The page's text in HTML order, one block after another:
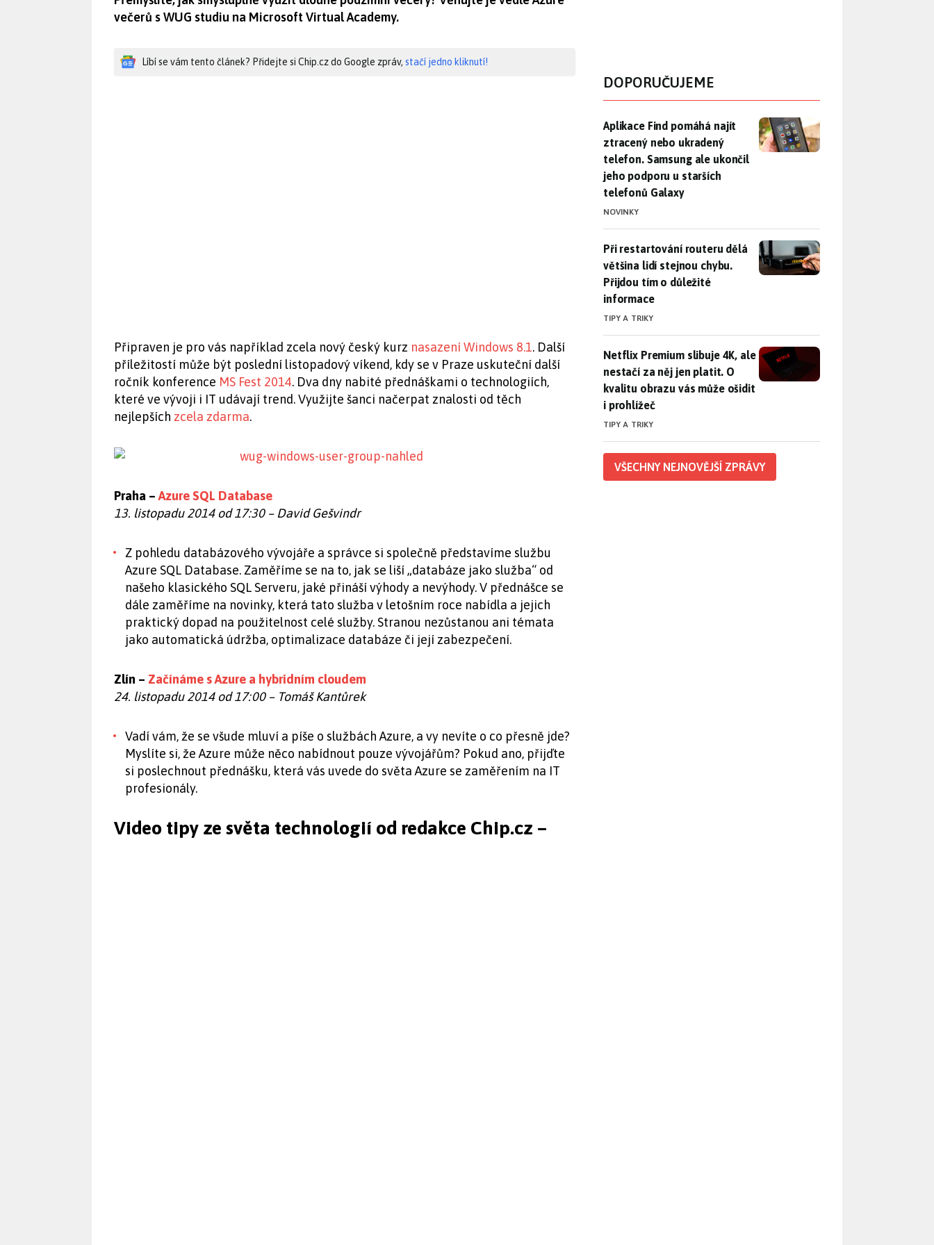
večerů s WUG studiu na Microsoft Virtual Academy.
Líbí se vám tento článek? Přidejte si Chip.cz do Google zpráv, stačí jedno kliknutí!
Připraven je pro vás například zcela nový český kurz nasazení Windows 8.1. Další
příležitostí může být poslední listopadový víkend, kdy se v Praze uskuteční další
ročník konference MS Fest 2014. Dva dny nabité přednáškami o technologiích,
které ve vývoji i IT udávají trend. Využijte šanci načerpat znalosti od těch
nejlepších zcela zdarma.
Praha –Azure SQL Database
13. listopadu 2014 od 17:30 – David Gešvindr
Z pohledu databázového vývojáře a správce si společně představíme službu
Azure SQL Database. Zaměříme se na to, jak se liší „databáze jako služba“ od
našeho klasického SQL Serveru, jaké přináší výhody a nevýhody. V přednášce se
dále zaměříme na novinky, která tato služba v letošním roce nabídla a jejich
praktický dopad na použitelnost celé služby. Stranou nezůstanou ani témata
jako automatická údržba, optimalizace databáze či její zabezpečení.
Zlín – Začínáme s Azure a hybridním cloudem
24. listopadu 2014 od 17:00 – Tomáš Kantůrek
Vadí vám, že se všude mluví a píše o službách Azure, a vy nevíte o co přesně jde?
Myslíte si, že Azure může něco nabídnout pouze vývojářům? Pokud ano, přijďte
si poslechnout přednášku, která vás uvede do světa Azure se zaměřením na IT
profesionály.
Video tipy ze světa technologií od redakce Chip.cz –
DOPORUČUJEME
Aplikace Find pomáhá najít ztracený nebo ukradený telefon.
Aplikace Find pomáhá najít
ztracený nebo ukradený
telefon. Samsung ale ukončil
jeho podporu u starších
telefonů Galaxy
NOVINKY
Při restartování routeru dělá většina lidí stejnou chybu. Přijdou
Při restartování routeru dělá
většina lidí stejnou chybu.
Přijdou tím o důležité
informace
TIPY A TRIKY
Netflix Premium slibuje 4K, ale nestačí za něj jen platit. O
Netflix Premium slibuje 4K, ale
nestačí za něj jen platit. O
kvalitu obrazu vás může ošidit
i prohlížeč
TIPY A TRIKY
VŠECHNY NEJNOVĚJŠÍ ZPRÁVY